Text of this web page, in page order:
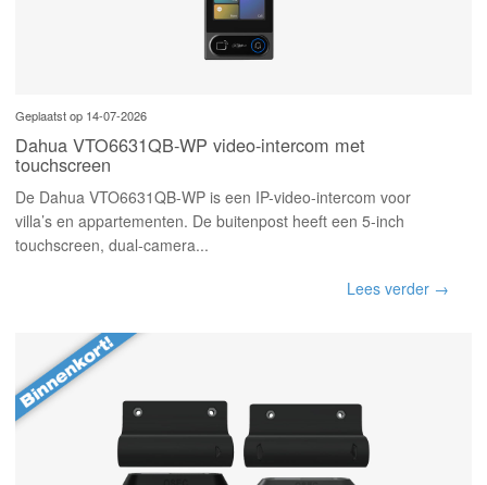
Geplaatst op 14-07-2026
Dahua VTO6631QB-WP video-intercom met
touchscreen
De Dahua VTO6631QB-WP is een IP-video-intercom voor
villa’s en appartementen. De buitenpost heeft een 5-inch
touchscreen, dual-camera...
Lees verder →